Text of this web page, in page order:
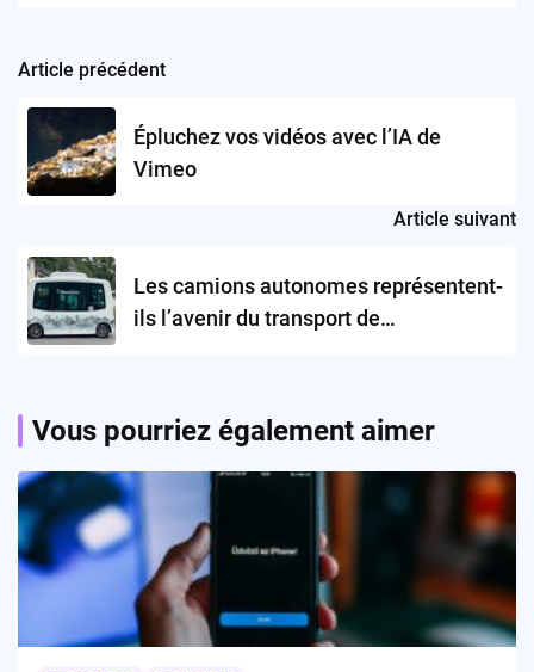
Post
navigation
Article précédent
Épluchez vos vidéos avec l’IA de
Vimeo
Article suivant
Les camions autonomes représentent-
ils l’avenir du transport de
Vous pourriez également aimer